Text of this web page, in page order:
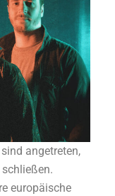
angetreten,
europäische